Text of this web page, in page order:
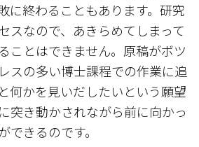
に終わることもあります。研究
スなので、あきらめてしまって
ことはできません。原稿がボツ
スの多い博士課程での作業に追
何かを見いだしたいという願望
突き動かされながら前に向かっ
できるのです。